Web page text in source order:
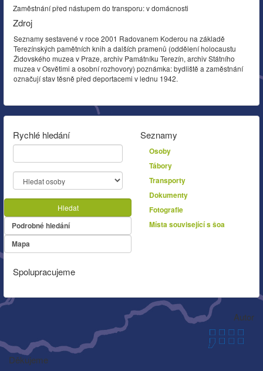
Zaměstnání před nástupem do transporu: v domácnosti
Zdroj
Seznamy sestavené v roce 2001 Radovanem Koderou na základě
Terezínských pamětních knih a dalších pramenů (oddělení holocaustu
Židovského muzea v Praze, archiv Památníku Terezín, archiv Státního
muzea v Osvětimi a osobní rozhovory) poznámka: bydliště a zaměstnání
označují stav těsně před deportacemi v lednu 1942.
Rychlé hledání
Hledat
Podrobné hledání
Mapa
Seznamy
Osoby
Tábory
Transporty
Dokumenty
Fotografie
Místa související s šoa
Spolupracujeme
Autor
Děkujeme